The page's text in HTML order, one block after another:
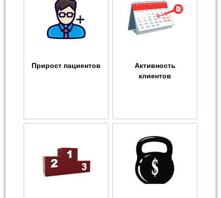
Прирост пациентов
Активность
клиентов